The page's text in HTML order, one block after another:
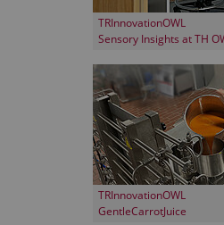
TRInnovationOWL
Sensory Insights at TH
TRInnovationOWL
GentleCarrotJuice